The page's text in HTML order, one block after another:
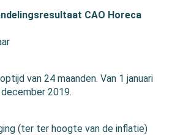
CAO Horeca
van 24 maanden. Van 1 januari
2019.
(ter ter hoogte van de inflatie)